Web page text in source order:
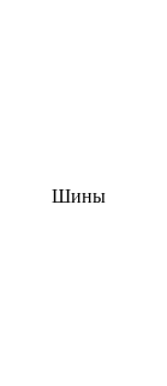
Шины